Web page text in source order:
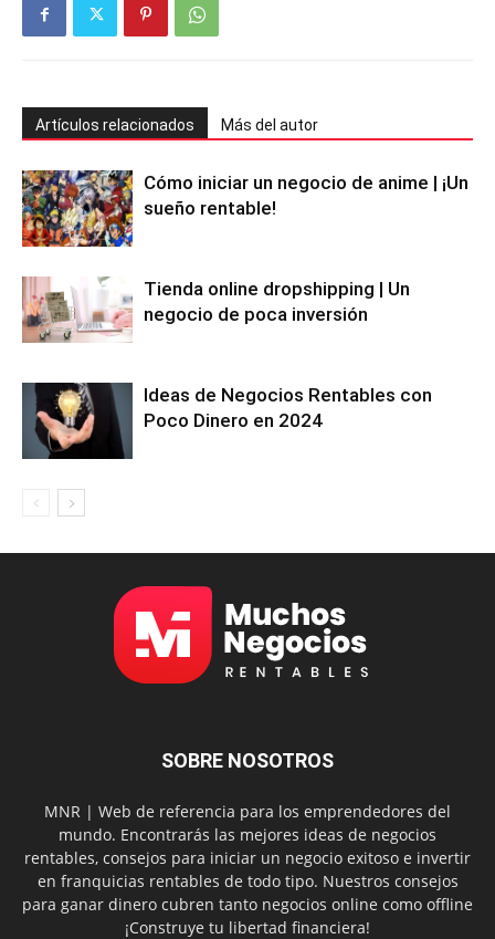
Artículos relacionados Más del autor
Cómo iniciar un negocio de anime | ¡Un
sueño rentable!
Tienda online dropshipping | Un
negocio de poca inversión
Ideas de Negocios Rentables con
Poco Dinero en 2024
SOBRE NOSOTROS
MNR | Web de referencia para los emprendedores del
mundo. Encontrarás las mejores ideas de negocios
rentables, consejos para iniciar un negocio exitoso e invertir
en franquicias rentables de todo tipo. Nuestros consejos
para ganar dinero cubren tanto negocios online como offline
¡Construye tu libertad financiera!